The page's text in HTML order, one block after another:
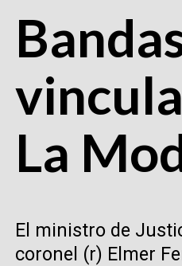
La
El ministro de
coronel (r) Elmer